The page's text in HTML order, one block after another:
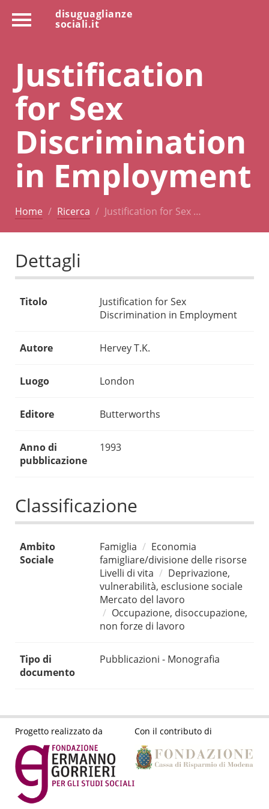
disuguaglianze
sociali.it
Justification
for Sex
Discrimination
in Employment
Home Ricerca Justification for Sex …
Dettagli
Titolo
Justification for Sex
Discrimination in Employment
Autore Hervey T.K.
Luogo London
Editore Butterworths
Anno di
pubblicazione
1993
Classificazione
Ambito
Sociale
Famiglia
Economia
famigliare/divisione delle risorse
Livelli di vita
Deprivazione,
vulnerabilità, esclusione sociale
Mercato del lavoro
Occupazione, disoccupazione,
non forze di lavoro
Tipo di
documento
Pubblicazioni - Monografia
Progetto realizzato da Con il contributo di